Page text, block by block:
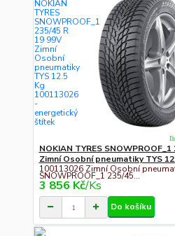
NOKIAN TYRES
Zimní Osobní pneumatiky TYS
100113026 Zimní Osobní
SNOWPROOF_1 235/45...
3 856 Kč/Ks
Do košíku